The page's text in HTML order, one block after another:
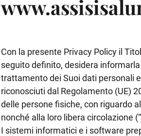
Con la presente Privacy Policy il
seguito definito, desidera
trattamento dei Suoi dati personali
riconosciuti dal Regolamento (UE)
delle persone fisiche, con riguardo
nonché alla loro libera circolazione
I sistemi informatici e i software